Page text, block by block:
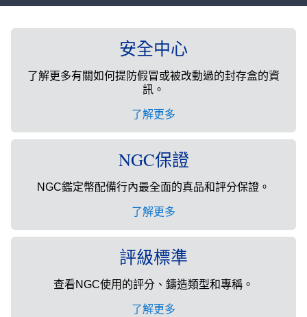
安全中心
了解更多有關如何提防假冒或被改動過的封存盒的資
訊。
了解更多
NGC保證
NGC鑑定幣配備行內最全面的真品和評分保證。
了解更多
評級標準
查看NGC使用的評分、鑄造類型和專稱。
了解更多